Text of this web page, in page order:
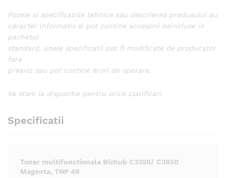
Pozele si specificatiile tehnice sau descrierea produsului au
caracter informativ si pot contine accesorii neincluse in
pachetul
standard, unele specificatii pot fi modificate de producator
fara
preaviz sau pot contine erori de operare.
Va stam la dispozitie pentru orice clarificari.
Specificatii
Toner multifunctionala Bizhub C3350/ C3850
Magenta, TNP 48